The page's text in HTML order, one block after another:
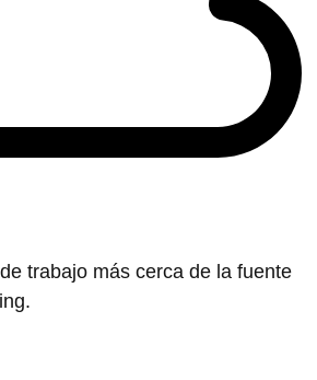
trabajo más cerca de la fuente